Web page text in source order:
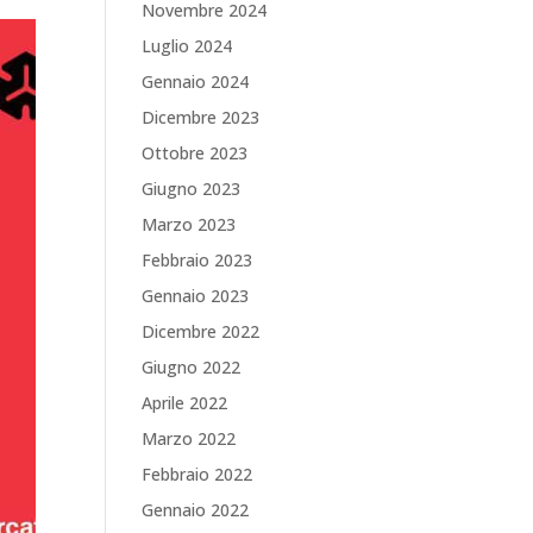
Novembre 2024
Luglio 2024
Gennaio 2024
Dicembre 2023
Ottobre 2023
Giugno 2023
Marzo 2023
Febbraio 2023
Gennaio 2023
Dicembre 2022
Giugno 2022
Aprile 2022
Marzo 2022
Febbraio 2022
Gennaio 2022